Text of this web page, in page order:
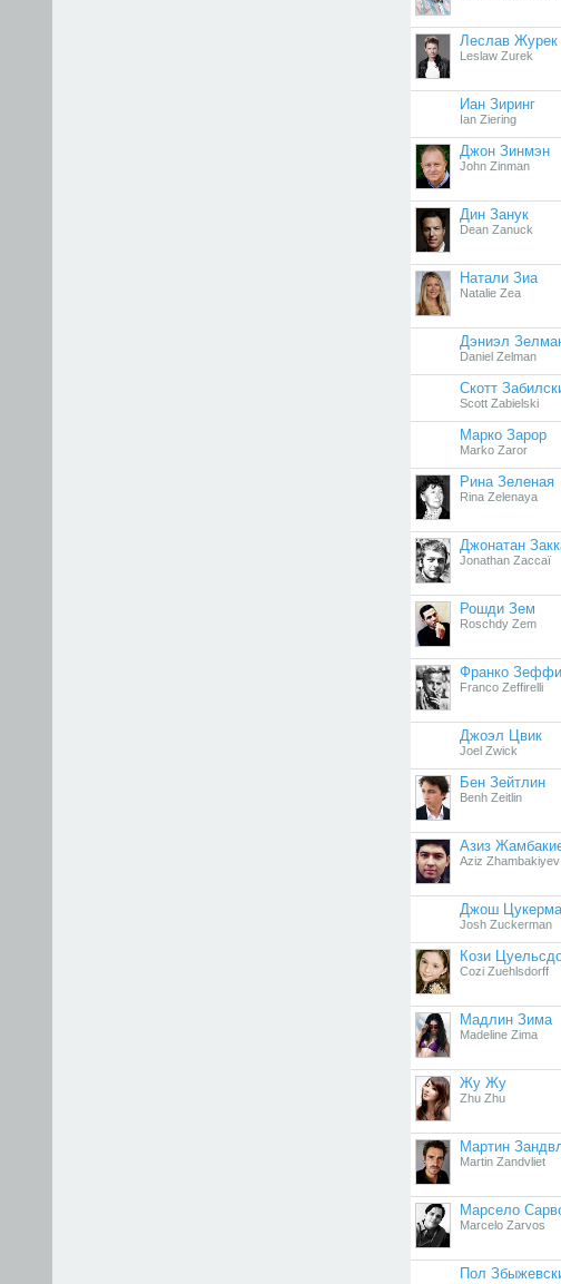
Леслав Журек
Leslaw Zurek
Иан Зиринг
Ian Ziering
Джон Зинмэн
John Zinman
Дин Занук
Dean Zanuck
Натали Зиа
Natalie Zea
Дэниэл
Daniel Zelman
Скотт
Scott Zabielski
Марко Зарор
Marko Zaror
Рина Зеленая
Rina Zelenaya
Джонатан
Jonathan Zaccaï
Рошди Зем
Roschdy Zem
Франко
Franco Zeffirelli
Джоэл Цвик
Joel Zwick
Бен Зейтлин
Benh Zeitlin
Азиз
Aziz Zhambakiyev
Джош
Josh Zuckerman
Кози
Cozi Zuehlsdorff
Мадлин Зима
Madeline Zima
Жу Жу
Zhu Zhu
Мартин
Martin Zandvliet
Марсело
Marcelo Zarvos
Пол